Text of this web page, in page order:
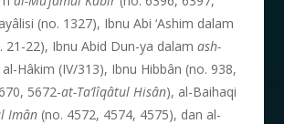
(no. 1327), Ibnu Abi ‘Ashim dalam
21-22), Ibnu Abid Dun-ya dalamash-
Hâkim (IV/313), Ibnu Hibbân (no. 938,
5672-at-Ta’lîqâtul Hisân), al-Baihaqi
Imân (no. 4572, 4574, 4575), dan al-